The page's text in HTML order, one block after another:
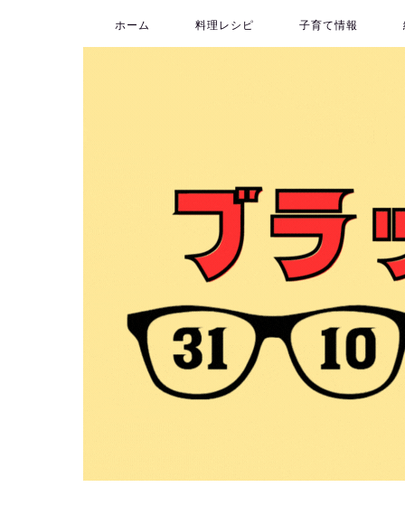
ホーム 料理レシピ 子育て情報